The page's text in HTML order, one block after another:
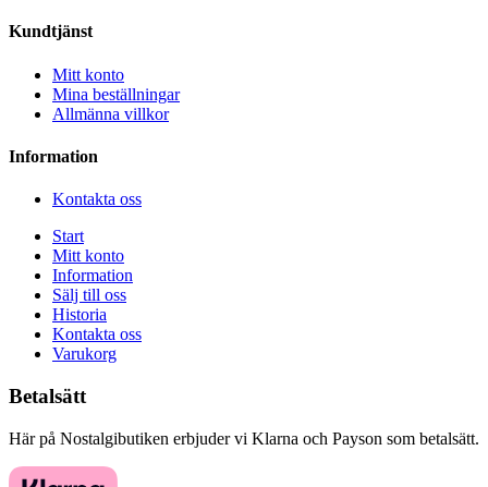
Kundtjänst
Mitt konto
Mina beställningar
Allmänna villkor
Information
Kontakta oss
Start
Mitt konto
Information
Sälj till oss
Historia
Kontakta oss
Varukorg
Betalsätt
Här på Nostalgibutiken erbjuder vi Klarna och Payson som betalsätt.